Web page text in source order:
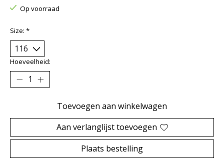
Op voorraad
Size: *
Hoeveelheid:
Toevoegen aan winkelwagen
Aan verlanglijst toevoegen
Plaats bestelling